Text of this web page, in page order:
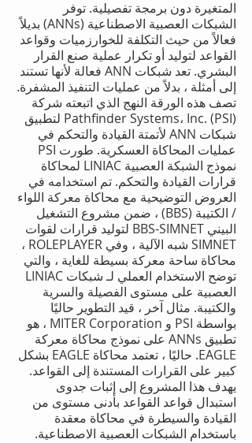
المتغيرة دون برمجة تفصيلية. توفر
الشبكات العصبية الاصطناعية (ANNs) بديلاً
فعالاً من حيث التكلفة للخوارزميات وقواعد
القواعد لتوليد أو تكرار عملية صنع القرار
البشري. تعد شبكات ANN فعالة لأنها تستند
إلى أمثلة ، بدلاً من عمليات التنفيذ المشفرة.
تصف هذه الورقة النهج الذي اتبعته شركة
Pathfinder Systems، Inc. (PSI) لتطبيق
شبكات ANN لأتمتة القيادة والتحكم في
عمليات المحاكاة العسكرية. طورت PSI
نموذج الشبكة العصبية LINIAC لمحاكاة
قرارات القيادة والتحكم. تم استخدامه في
العروض التوضيحية مع محاكاة معركة اللواء
/ الكتيبة (BBS) ، ضمن مشروع التشغيل
البيني BBS-SIMNET لتوليد قرارات لقوات
SIMNET شبه الآلية ، وفي ROLEPLAYER ،
محاكاة ساحة معركة بسيطة للغاية ، والتي
توضح الاستخدام العملي لـ شبكات LINIAC
العصبية على مستوى الفصيلة والسرية
والكتيبة. مثال آخر ، قيد التطوير حاليًا
بواسطة PSI و MITER Corporation ، هو
تطبيق ANNs على نموذج محاكاة معركة
EAGLE. حاليًا ، تعتمد محاكاة EAGLE بشكل
كبير على القرارات المستندة إلى القواعد.
يهدف هذا المشروع إلى إثبات جدوى
استبدال قواعد القواعد بأدنى مستوى من
القيادة والسيطرة في محاكاة معقدة
باستخدام الشبكات العصبية الاصطناعية.